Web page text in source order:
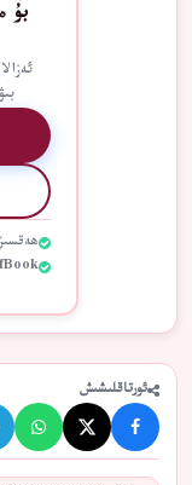
بۇ
ئورتاقلىشىش